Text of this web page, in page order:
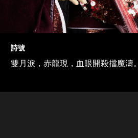
詩號
雙月淚，赤龍現，血眼開殺擋魔濤。